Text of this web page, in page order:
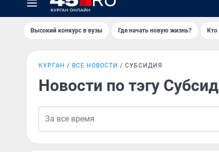
Высокий конкурс в вузы Где начать новую жизнь?
КУРГАН ВСЕ НОВОСТИ СУБСИДИЯ
Новости по тэгу